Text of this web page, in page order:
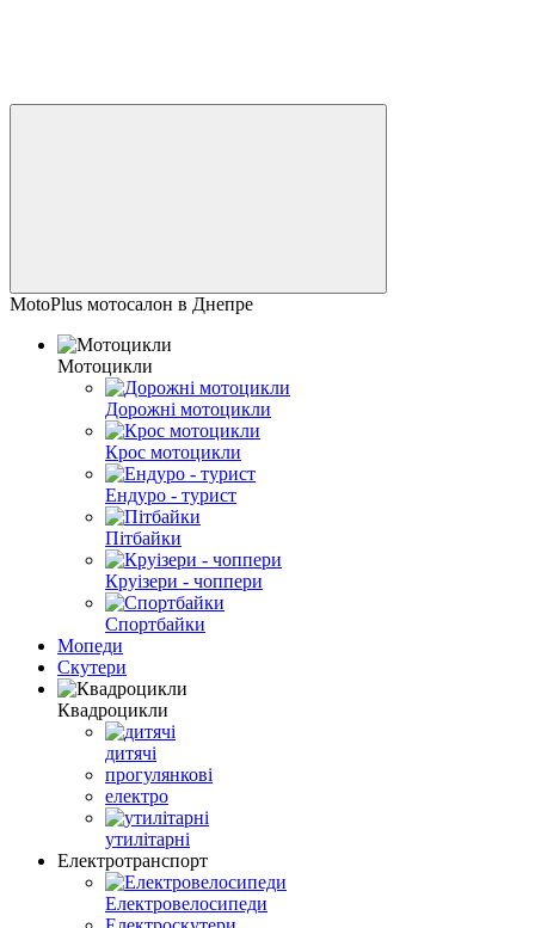
MotoPlus мотосалон в Днепре
Мотоцикли
Дорожні мотоцикли
Крос мотоцикли
Ендуро - турист
Пітбайки
Круізери - чоппери
Спортбайки
Мопеди
Скутери
Квадроцикли
дитячі
прогулянкові
електро
утилітарні
Електротранспорт
Електровелосипеди